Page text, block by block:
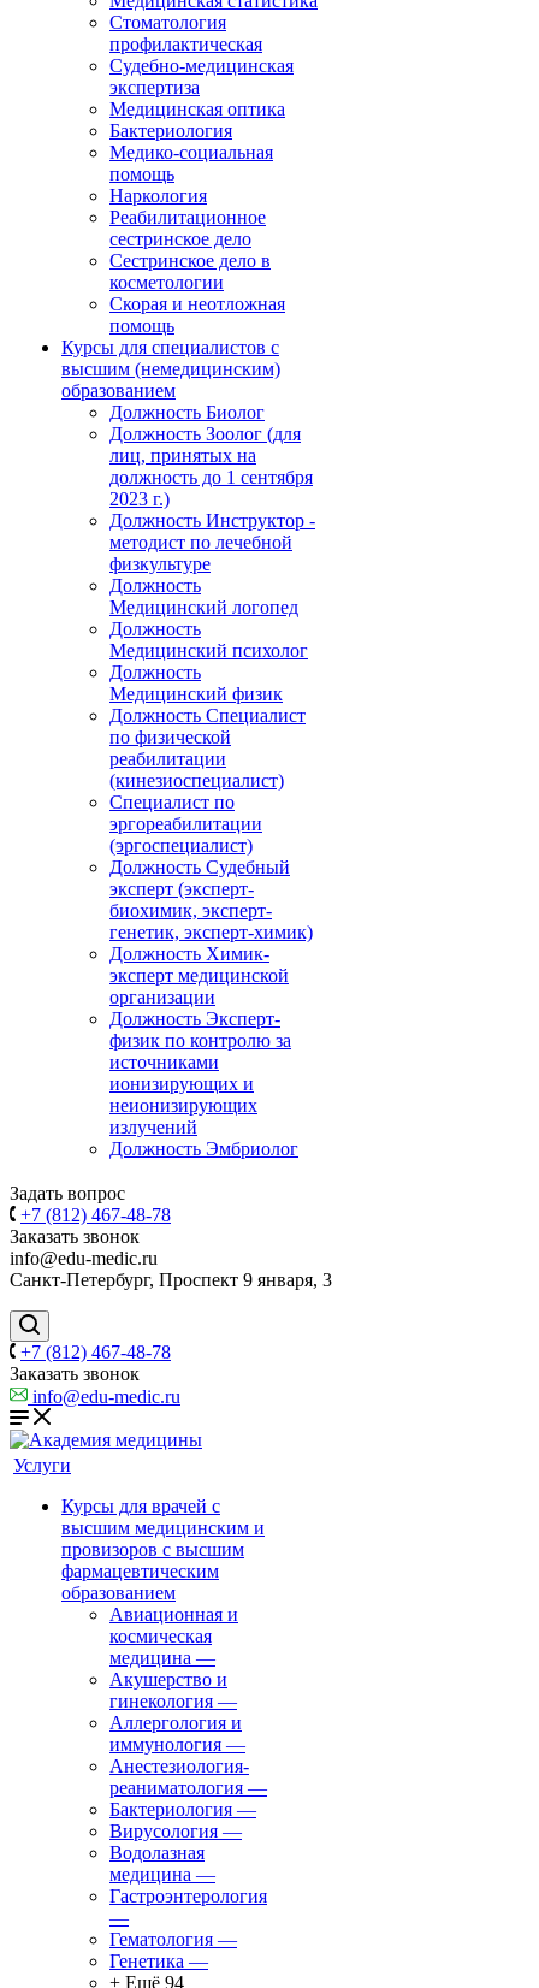
Стоматология
профилактическая
Судебно-медицинская
экспертиза
Медицинская оптика
Бактериология
Медико-социальная
помощь
Наркология
Реабилитационное
сестринское дело
Сестринское дело в
косметологии
Скорая и неотложная
помощь
Курсы для специалистов с
высшим (немедицинским)
образованием
Должность Биолог
Должность Зоолог (для
лиц, принятых на
должность до 1 сентября
2023 г.)
Должность Инструктор -
методист по лечебной
физкультуре
Должность
Медицинский логопед
Должность
Медицинский психолог
Должность
Медицинский физик
Должность Специалист
по физической
реабилитации
(кинезиоспециалист)
Специалист по
эргореабилитации
(эргоспециалист)
Должность Судебный
эксперт (эксперт-
биохимик, эксперт-
генетик, эксперт-химик)
Должность Химик-
эксперт медицинской
организации
Должность Эксперт-
физик по контролю за
источниками
ионизирующих и
неионизирующих
излучений
Должность Эмбриолог
Задать вопрос
+7 (812) 467-48-78
Заказать звонок
info@edu-medic.ru
Санкт-Петербург, Проспект 9 января, 3
+7 (812) 467-48-78
Заказать звонок
info@edu-medic.ru
Услуги
Курсы для врачей с
высшим медицинским и
провизоров с высшим
фармацевтическим
образованием
Авиационная и
космическая
медицина —
Акушерство и
гинекология —
Аллергология и
иммунология —
Анестезиология-
реаниматология —
Бактериология —
Вирусология —
Водолазная
медицина —
Гастроэнтерология
—
Гематология —
Генетика —
+ Ещё 94